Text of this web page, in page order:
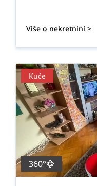
Više o nekretnini >
Kuće
360°